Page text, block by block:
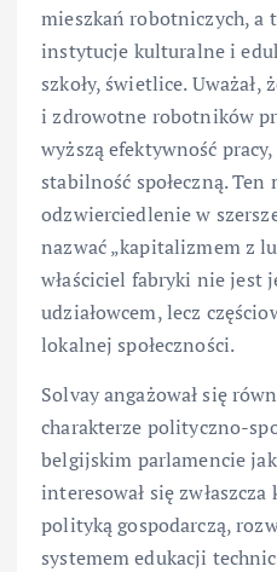
mieszkań robotniczych, a
instytucje kulturalne i
szkoły, świetlice.
i zdrowotne robotników
wyższą efektywność
stabilność społeczną. Ten
odzwierciedlenie w
nazwać „kapitalizmem z
właściciel fabryki nie jest
udziałowcem, lecz
lokalnej społeczności.
Solvay angażował się
charakterze polityczno-
belgijskim parlamencie
interesował się
polityką gospodarczą,
systemem edukacji